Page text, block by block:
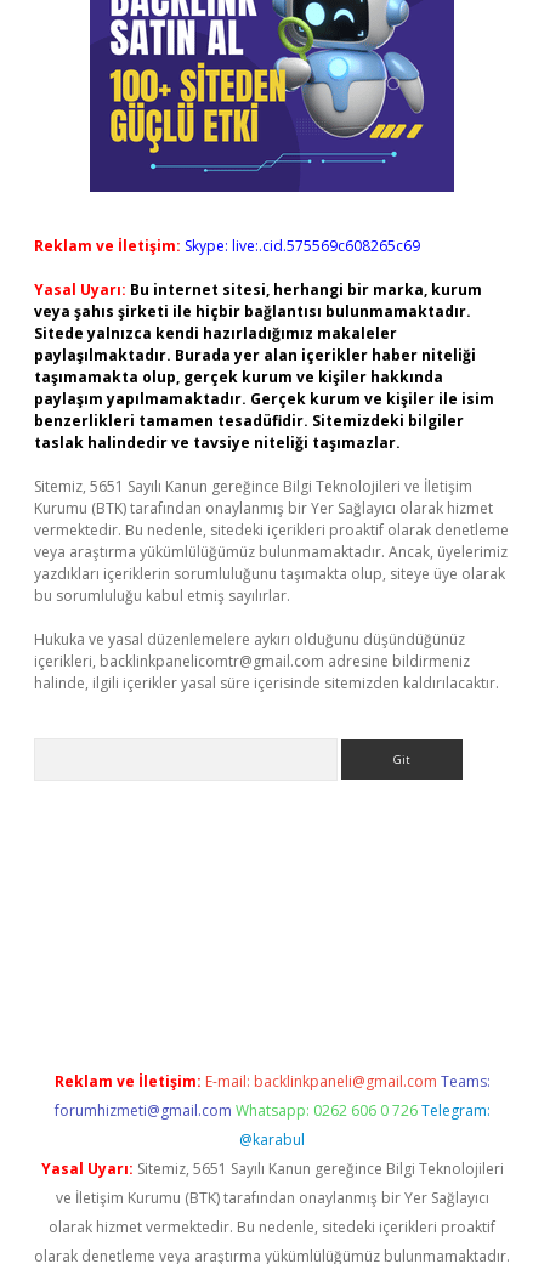
Reklam ve İletişim: Skype: live:.cid.575569c608265c69
Yasal Uyarı: Bu internet sitesi, herhangi bir marka, kurum
veya şahıs şirketi ile hiçbir bağlantısı bulunmamaktadır.
Sitede yalnızca kendi hazırladığımız makaleler
paylaşılmaktadır. Burada yer alan içerikler haber niteliği
taşımamakta olup, gerçek kurum ve kişiler hakkında
paylaşım yapılmamaktadır. Gerçek kurum ve kişiler ile isim
benzerlikleri tamamen tesadüfidir. Sitemizdeki bilgiler
taslak halindedir ve tavsiye niteliği taşımazlar.
Sitemiz, 5651 Sayılı Kanun gereğince Bilgi Teknolojileri ve İletişim
Kurumu (BTK) tarafından onaylanmış bir Yer Sağlayıcı olarak hizmet
vermektedir. Bu nedenle, sitedeki içerikleri proaktif olarak denetleme
veya araştırma yükümlülüğümüz bulunmamaktadır. Ancak, üyelerimiz
yazdıkları içeriklerin sorumluluğunu taşımakta olup, siteye üye olarak
bu sorumluluğu kabul etmiş sayılırlar.
Hukuka ve yasal düzenlemelere aykırı olduğunu düşündüğünüz
içerikleri, backlinkpanelicomtr@gmail.com adresine bildirmeniz
halinde, ilgili içerikler yasal süre içerisinde sitemizden kaldırılacaktır.
Reklam ve İletişim: E-mail: backlinkpaneli@gmail.com Teams:
forumhizmeti@gmail.com Whatsapp: 0262 606 0 726 Telegram:
@karabul
Yasal Uyarı: Sitemiz, 5651 Sayılı Kanun gereğince Bilgi Teknolojileri
ve İletişim Kurumu (BTK) tarafından onaylanmış bir Yer Sağlayıcı
olarak hizmet vermektedir. Bu nedenle, sitedeki içerikleri proaktif
olarak denetleme veya araştırma yükümlülüğümüz bulunmamaktadır.